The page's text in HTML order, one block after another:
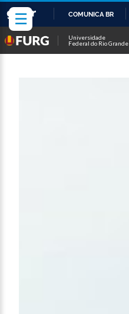
COMUNICA BR
Universidade
Federal do Rio Grande
☰